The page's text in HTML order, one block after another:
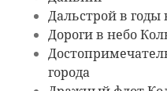
Дальстрой в
Дороги в небо
города